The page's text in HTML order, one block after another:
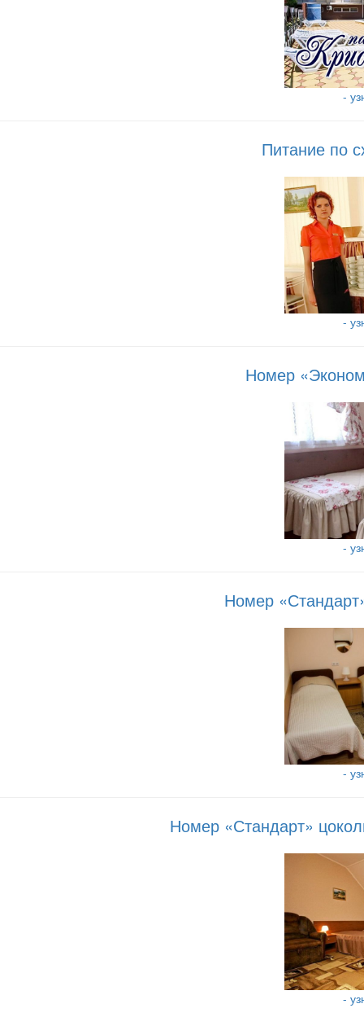
-
Питание по
-
Номер
-
Номер
-
Номер «Стандарт»
-